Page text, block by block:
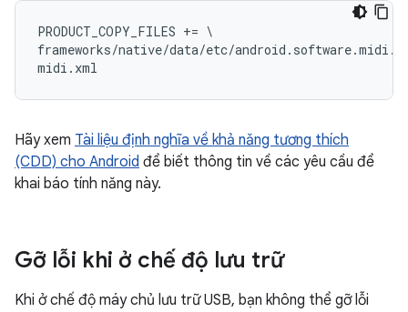
PRODUCT_COPY_FILES += \
frameworks/native/data/etc/
Hãy xem Tài liệu định nghĩa về khả năng tương thích
(CDD) cho Android để biết thông tin về các yêu cầu để
khai báo tính năng này.
Gỡ lỗi khi ở chế độ lưu trữ
Khi ở chế độ máy chủ lưu trữ USB, bạn không thể gỡ lỗi